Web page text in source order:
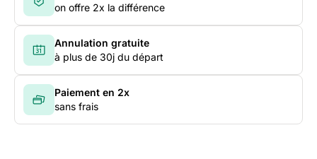
on offre 2x la différence
Annulation gratuite
à plus de 30j du départ
Paiement en 2x
sans frais